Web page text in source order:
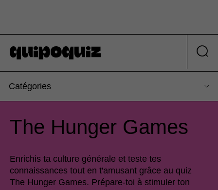
Catégories
The Hunger Games
Enrichis ta culture générale et teste tes
connaissances tout en t'amusant grâce au quiz
The Hunger Games. Prépare-toi à stimuler ton